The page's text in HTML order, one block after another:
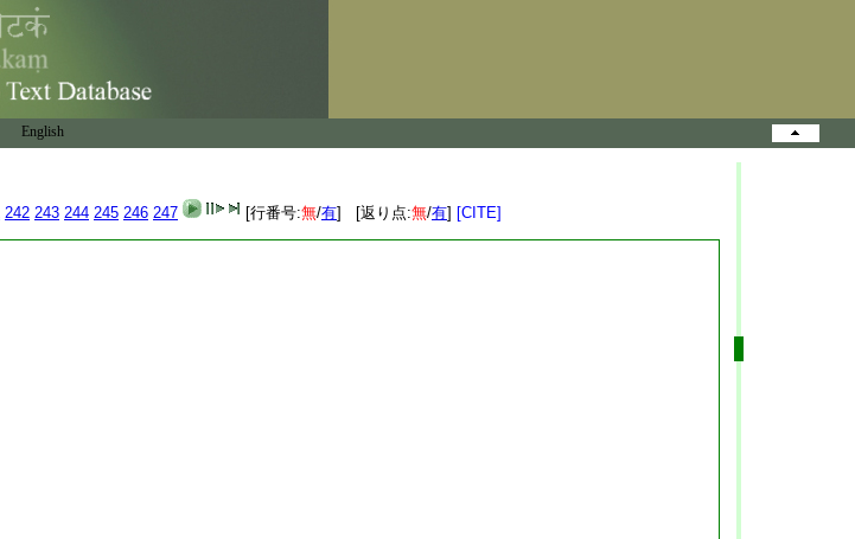
English
242 243 244 245 246 247 [行番号:無/有] [返り点:無/有] [CITE]